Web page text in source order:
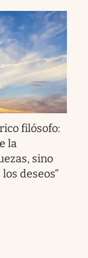
filósofo:
la
sino
deseos”